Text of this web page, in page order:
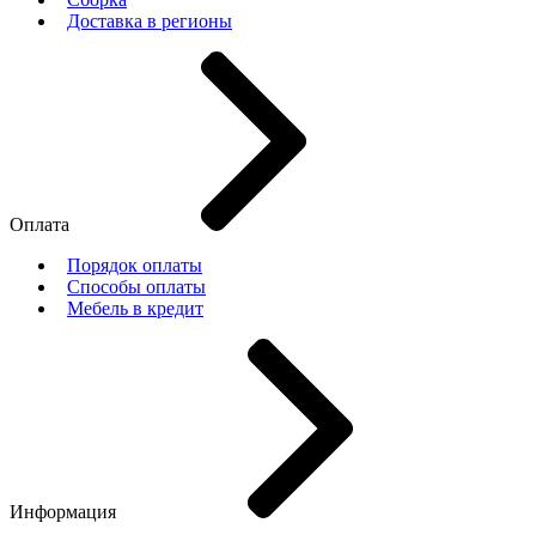
Доставка в регионы
Оплата
Порядок оплаты
Способы оплаты
Мебель в кредит
Информация